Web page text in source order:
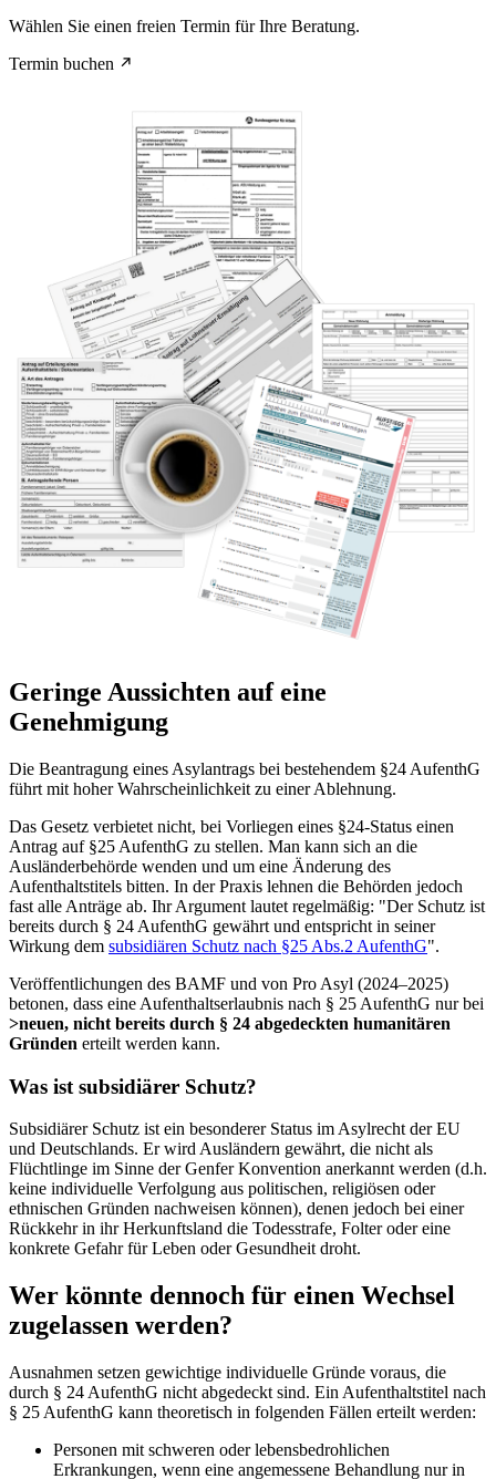
Wählen Sie einen freien Termin für Ihre Beratung.
Termin buchen
Geringe Aussichten auf eine
Genehmigung
Die Beantragung eines Asylantrags bei bestehendem §24 AufenthG
führt mit hoher Wahrscheinlichkeit zu einer Ablehnung.
Das Gesetz verbietet nicht, bei Vorliegen eines §24-Status einen
Antrag auf §25 AufenthG zu stellen. Man kann sich an die
Ausländerbehörde wenden und um eine Änderung des
Aufenthaltstitels bitten. In der Praxis lehnen die Behörden jedoch
fast alle Anträge ab. Ihr Argument lautet regelmäßig: "Der Schutz ist
bereits durch § 24 AufenthG gewährt und entspricht in seiner
Wirkung dem subsidiären Schutz nach §25 Abs.2 AufenthG".
Veröffentlichungen des BAMF und von Pro Asyl (2024–2025)
betonen, dass eine Aufenthaltserlaubnis nach § 25 AufenthG nur bei
>neuen, nicht bereits durch § 24 abgedeckten humanitären
Gründen erteilt werden kann.
Was ist subsidiärer Schutz?
Subsidiärer Schutz ist ein besonderer Status im Asylrecht der EU
und Deutschlands. Er wird Ausländern gewährt, die nicht als
Flüchtlinge im Sinne der Genfer Konvention anerkannt werden (d.h.
keine individuelle Verfolgung aus politischen, religiösen oder
ethnischen Gründen nachweisen können), denen jedoch bei einer
Rückkehr in ihr Herkunftsland die Todesstrafe, Folter oder eine
konkrete Gefahr für Leben oder Gesundheit droht.
Wer könnte dennoch für einen Wechsel
zugelassen werden?
Ausnahmen setzen gewichtige individuelle Gründe voraus, die
durch § 24 AufenthG nicht abgedeckt sind. Ein Aufenthaltstitel nach
§ 25 AufenthG kann theoretisch in folgenden Fällen erteilt werden:
Personen mit schweren oder lebensbedrohlichen
Erkrankungen, wenn eine angemessene Behandlung nur in